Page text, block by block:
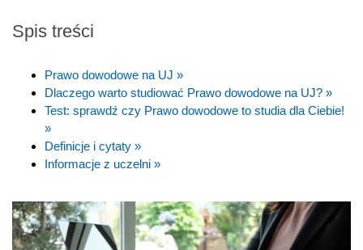
Spis treści
Prawo dowodowe na UJ »
Dlaczego warto studiować Prawo dowodowe na UJ? »
Test: sprawdź czy Prawo dowodowe to studia dla Ciebie!
»
Definicje i cytaty »
Informacje z uczelni »